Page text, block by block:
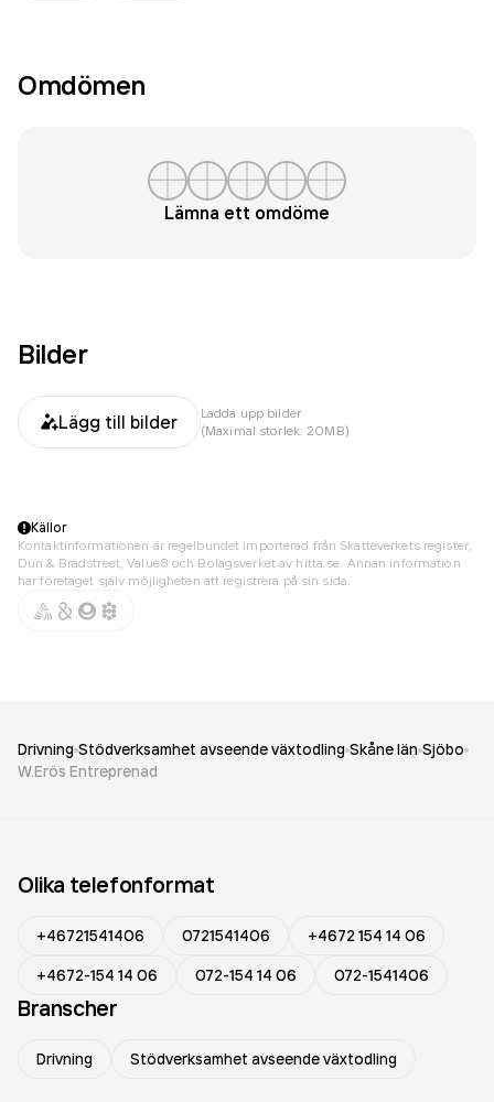
Omdömen
Lämna ett omdöme
Bilder
Lägg till bilder
Ladda upp bilder
(Maximal storlek: 20MB)
Källor
Kontaktinformationen är regelbundet importerad från Skatteverkets register,
Dun & Bradstreet, Value8 och Bolagsverket av hitta.se. Annan information
har företaget själv möjligheten att registrera på sin sida.
Drivning Stödverksamhet avseende växtodling Skåne län Sjöbo
W.Erös Entreprenad
Olika telefonformat
+46721541406 0721541406
+4672 154 14 06
+4672-154 14 06
072-154 14 06 072-1541406
Branscher
Drivning Stödverksamhet avseende växtodling